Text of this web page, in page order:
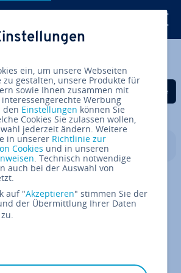
.io?
Auf Facebook teilen
Auf Twitter teilen
Auf LinkedIn
Do­main­endung.io ist dem bri­ti­
Indischen Ozean zu­ge­wie­sen. Sie
in IT-Kreisen und von Tech-
.io-Domain?
ein, um unsere Webseiten
gestalten, unsere Produkte für
sowie Ihnen zusammen mit
Werbung
den Einstellungen können Sie
Cookies Sie zulassen wollen,
jederzeit ändern. Weitere
in unserer Richtlinie zur
Cookies und in unseren
. Technisch notwendige
auch bei der Auswahl von
auf "Akzeptieren" stimmen Sie der
der Übermittlung Ihrer Daten